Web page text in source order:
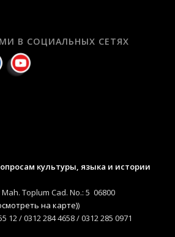
В СОЦИАЛЬНЫХ СЕТЯХ
культуры, языка и истории
Toplum Cad. No.: 5 06800
на карте))
12 / 0312 284 4658 / 0312 285 0971